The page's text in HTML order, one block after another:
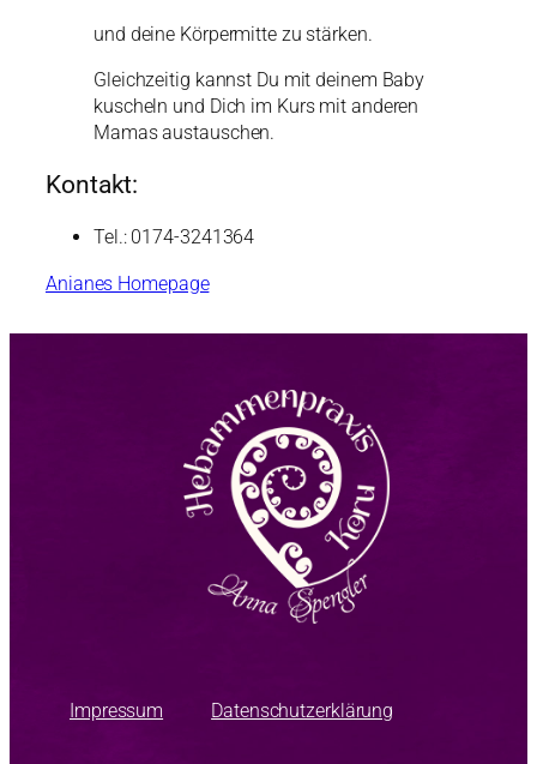
und deine Körpermitte zu stärken.
Gleichzeitig kannst Du mit deinem Baby
kuscheln und Dich im Kurs mit anderen
Mamas austauschen.
Kontakt:
Tel.: 0174-3241364
Anianes Homepage
Impressum Datenschutzerklärung